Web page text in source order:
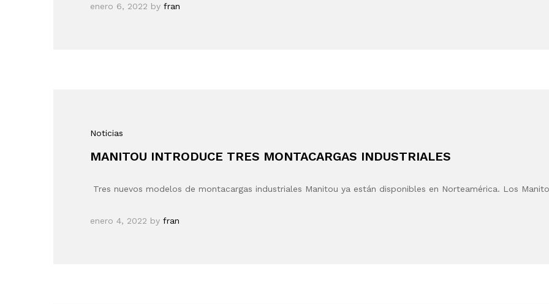
enero 6, 2022 by fran
Noticias
MANITOU INTRODUCE TRES MONTACARGAS INDUSTRIALES
Tres nuevos modelos de montacargas industriales Manitou ya están disponibles en Norteamérica. Los
enero 4, 2022 by fran